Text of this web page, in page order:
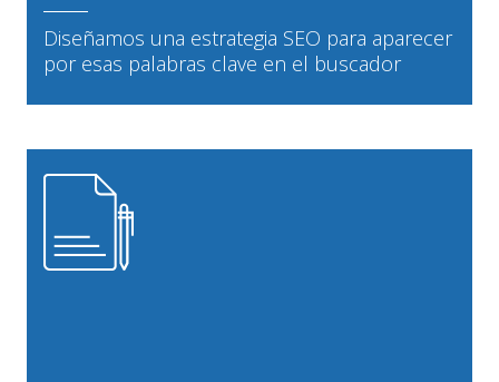
Diseñamos una estrategia SEO para aparecer
por esas palabras clave en el buscador